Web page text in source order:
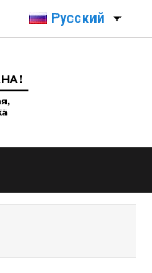
Русский 